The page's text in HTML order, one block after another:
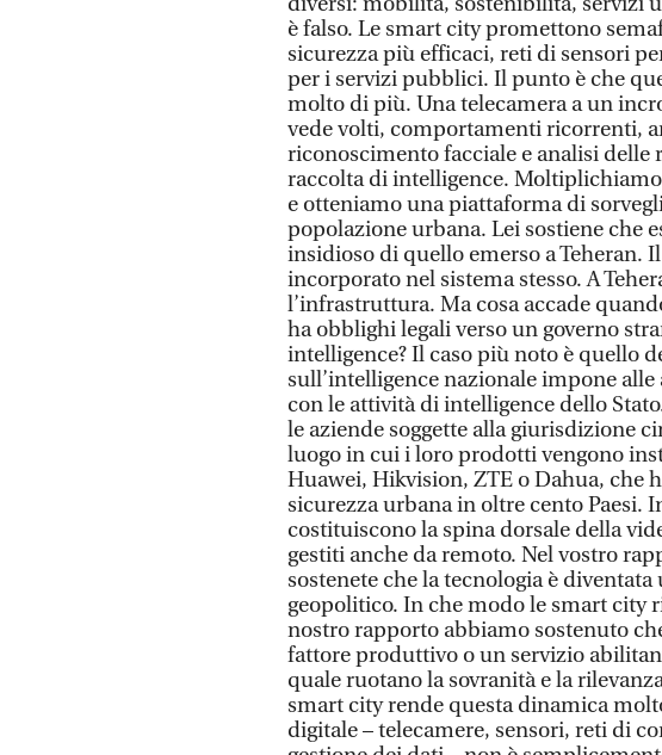
è falso. Le smart city promettono
sicurezza più efficaci, reti di sensori
per i servizi pubblici. Il punto è che
molto di più. Una telecamera a un
vede volti, comportamenti ricorrenti,
riconoscimento facciale e analisi
raccolta di intelligence.
e otteniamo una piattaforma di
popolazione urbana. Lei sostiene che
insidioso di quello emerso a Teheran.
incorporato nel sistema stesso. A
l’infrastruttura. Ma cosa accade
ha obblighi legali verso un governo
intelligence? Il caso più noto è quello
sull’intelligence nazionale impone alle
con le attività di intelligence dello
le aziende soggette alla giurisdizione
luogo in cui i loro prodotti vengono
Huawei, Hikvision, ZTE o Dahua,
sicurezza urbana in oltre cento Paesi.
costituiscono la spina dorsale della
gestiti anche da remoto. Nel vostro
sostenete che la tecnologia è
geopolitico. In che modo le smart city
nostro rapporto abbiamo sostenuto
fattore produttivo o un servizio
quale ruotano la sovranità e la
smart city rende questa dinamica
digitale – telecamere, sensori, reti di